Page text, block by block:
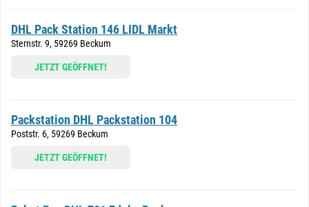
DHL Pack Station 146 LIDL Markt
Sternstr. 9, 59269 Beckum
JETZT GEÖFFNET!
Packstation DHL Packstation 104
Poststr. 6, 59269 Beckum
JETZT GEÖFFNET!